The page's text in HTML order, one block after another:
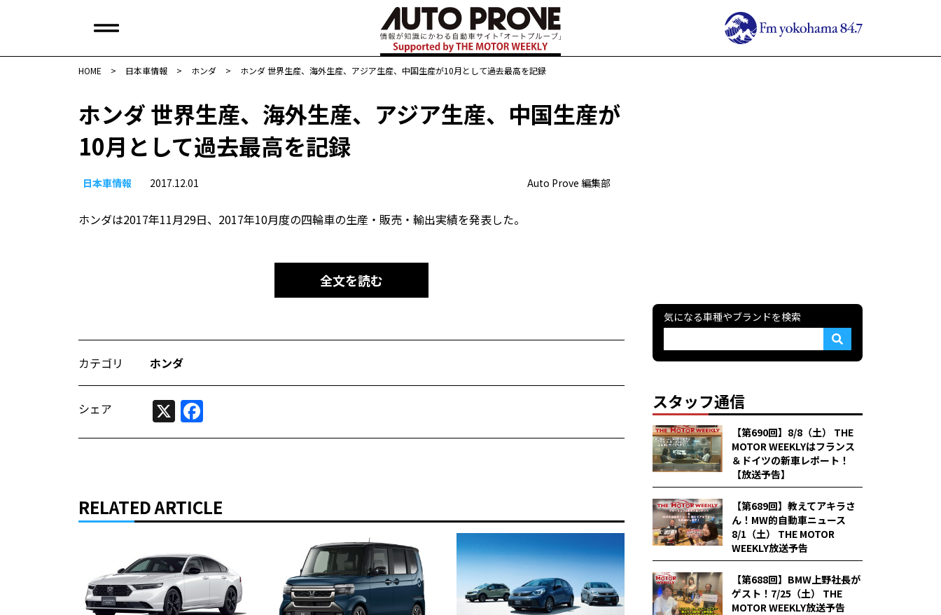
HOME > 日本車情報​ > ホンダ > ホンダ 世界生産、海外生産、アジア生産、中国生産が10月として過去最高を記録
ホンダ 世界生産、海外生産、アジア生産、中国生産が
10月として過去最高を記録
日本車情報​ 2017.12.01 Auto Prove 編集部
ホンダは2017年11月29日、2017年10月度の四輪車の生産・販売・輸出実績を発表した。
全文を読む
カテゴリ ホンダ
シェア X
RELATED ARTICLE
気になる車種やブランドを検索
スタッフ通信
【第690回】8/8（土） THE
MOTOR WEEKLYはフランス
＆ドイツの新車レポート！
【放送予告】
【第689回】教えてアキラさ
ん！MW的自動車ニュース
8/1（土） THE MOTOR
WEEKLY放送予告
【第688回】BMW上野社長が
ゲスト！7/25（土） THE
MOTOR WEEKLY放送予告